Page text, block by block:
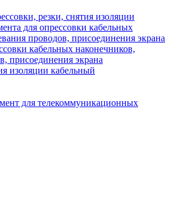
резки, снятия изоляции
для опрессовки кабельных
проводов, присоединения экрана
кабельных наконечников,
присоединения экрана
изоляции кабельный
для телекоммуникационных